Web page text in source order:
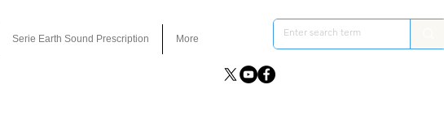
Serie Earth Sound Prescription More